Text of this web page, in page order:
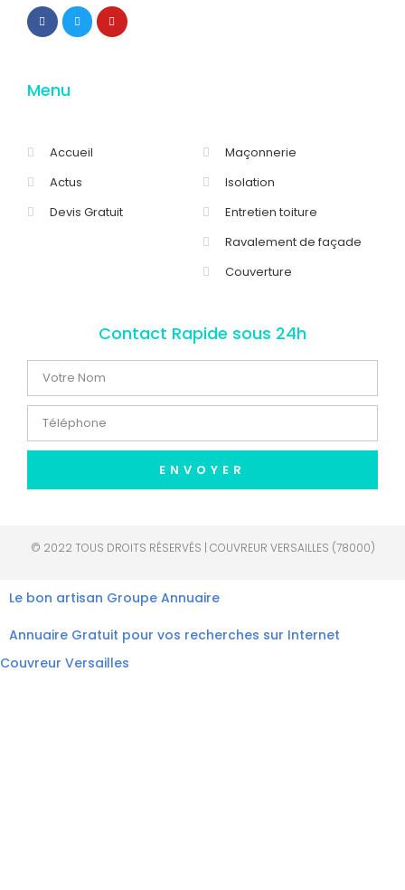
Menu
Accueil
Actus
Devis Gratuit
Maçonnerie
Isolation
Entretien toiture
Ravalement de façade
Couverture
Contact Rapide sous 24h
ENVOYER
© 2022 TOUS DROITS RÉSERVÉS | COUVREUR VERSAILLES (78000)
Le bon artisan Groupe Annuaire
Annuaire Gratuit pour vos recherches sur Internet
Couvreur Versailles